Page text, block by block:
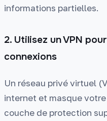
informations partielles.
2. Utilisez un VPN
connexions
Un réseau privé virtuel
internet et masque
couche de protection